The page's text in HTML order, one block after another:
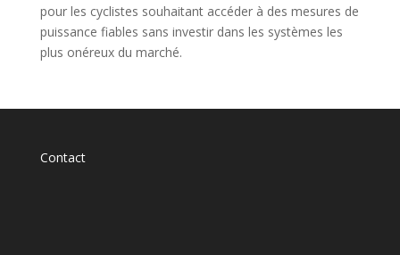
pour les cyclistes souhaitant accéder à des mesures de
puissance fiables sans investir dans les systèmes les
plus onéreux du marché.
Contact